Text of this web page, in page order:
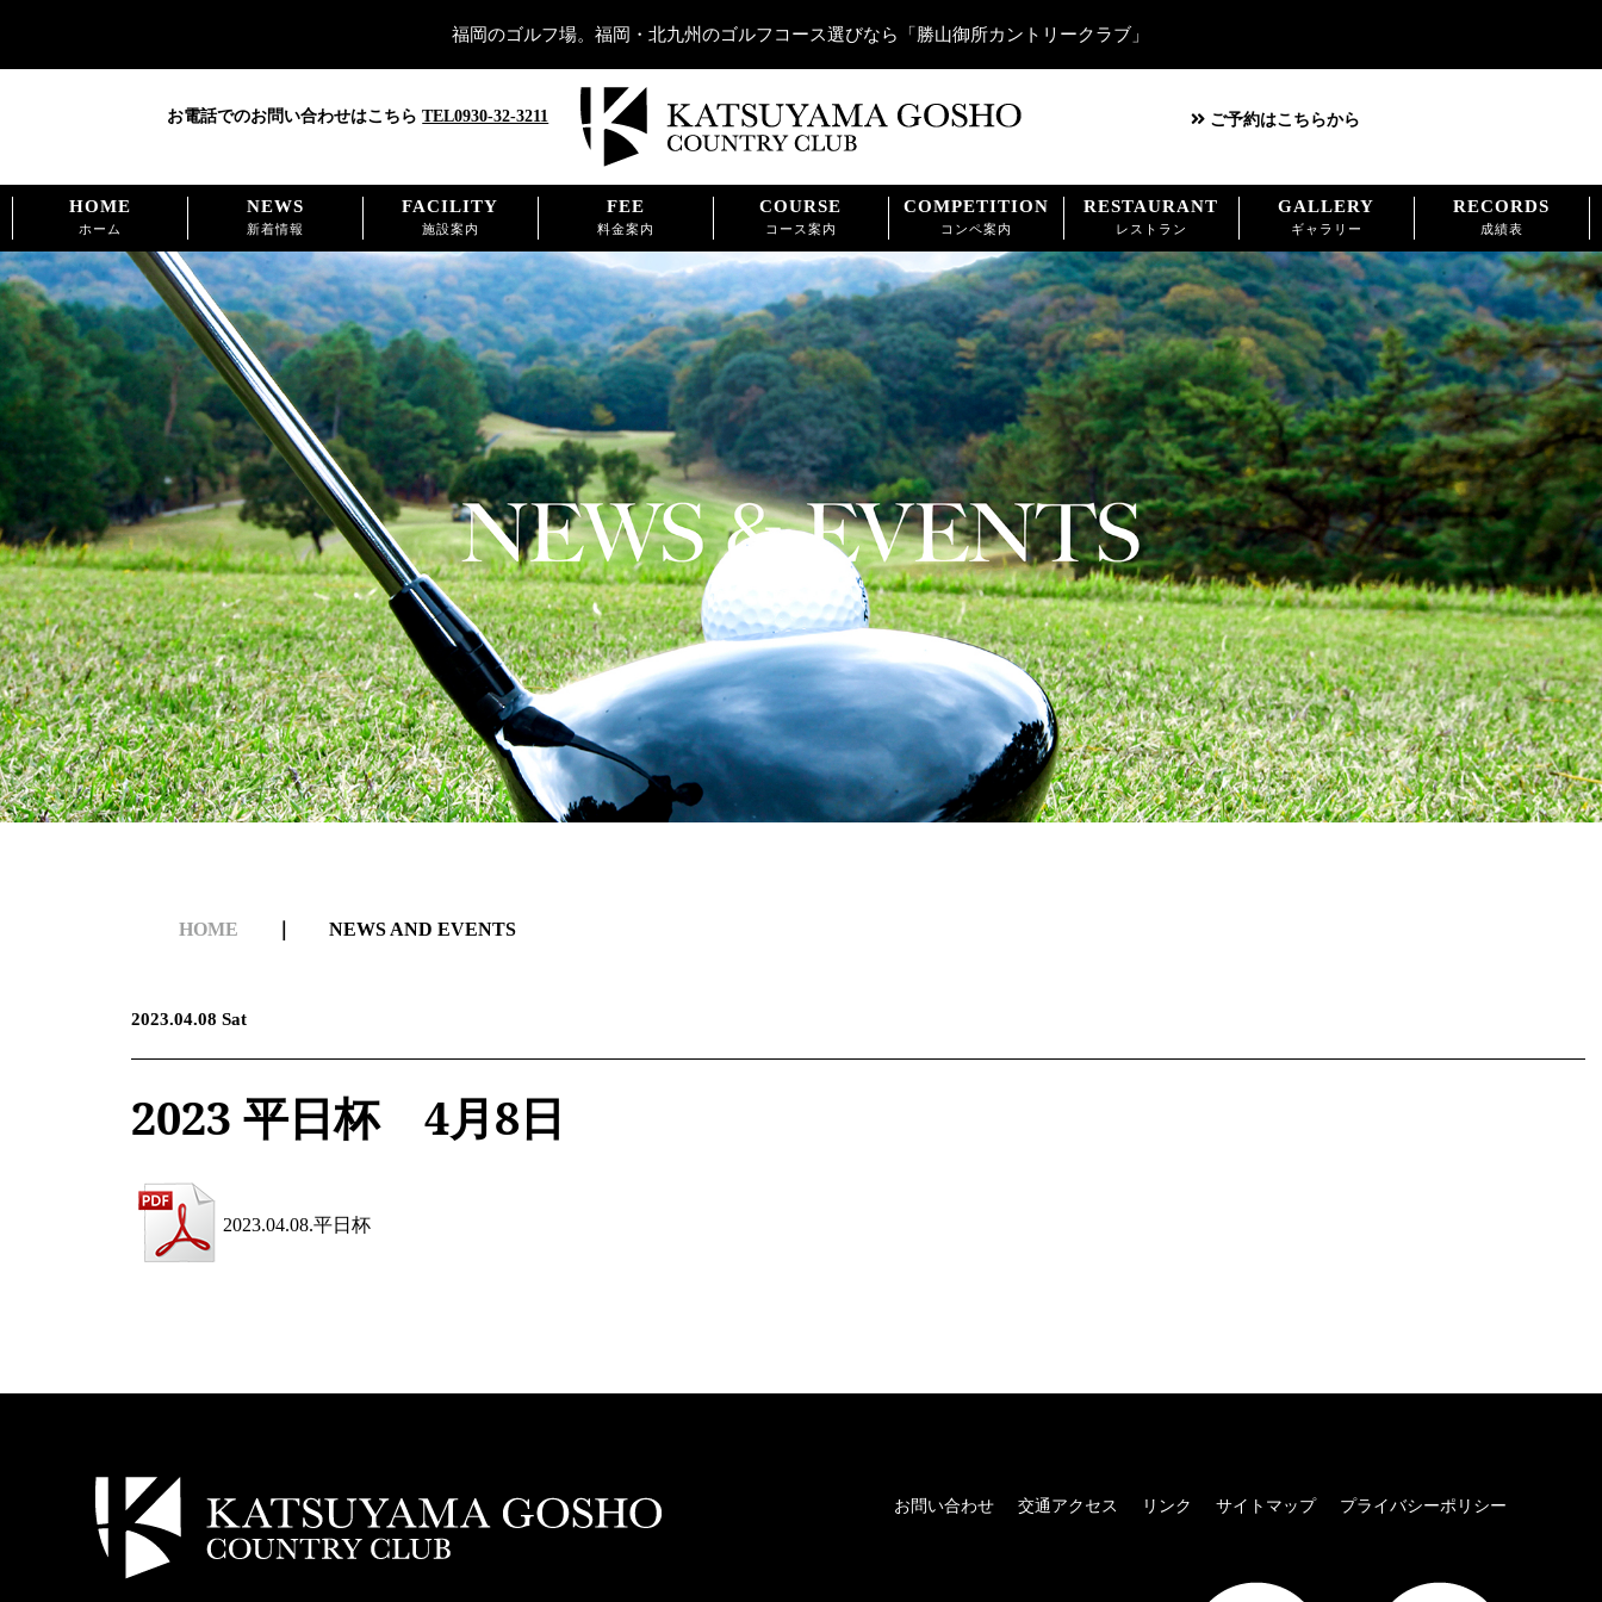
福岡のゴルフ場。福岡・北九州のゴルフコース選びなら「勝山御所カントリークラブ」
お電話でのお問い合わせはこちらTEL0930-32-3211 ご予約はこちらから
HOME
ホーム
NEWS
新着情報
FACILITY
施設案内
FEE
料金案内
COURSE
コース案内
COMPETITION
コンペ案内
RESTAURANT
レストラン
GALLERY
ギャラリー
RECORDS
成績表
HOME NEWS AND EVENTS
2023.04.08 Sat
2023 平日杯 4月8日
2023.04.08.平日杯
お問い合わせ 交通アクセス リンク サイトマップ プライバシーポリシー